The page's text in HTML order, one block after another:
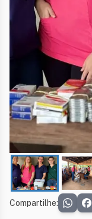
Compartilhe: